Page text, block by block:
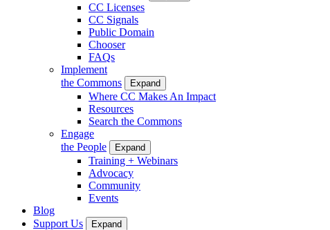
CC Licenses
CC Signals
Public Domain
Chooser
FAQs
Implement
the Commons
Expand
Where CC Makes An Impact
Resources
Search the Commons
Engage
the People
Expand
Training + Webinars
Advocacy
Community
Events
Blog
Support Us
Expand